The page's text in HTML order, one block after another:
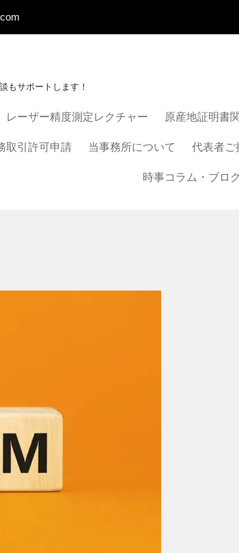
もサポートします！
レーザー精度測定レクチャー 原産地証明書
取引許可申請 当事務所について 代表者ご
時事コラム・ブロ